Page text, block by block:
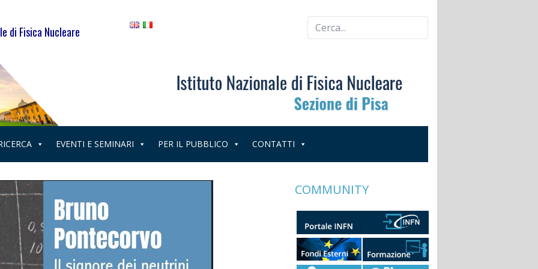
di Fisica Nucleare
EVENTI E SEMINARI PER IL PUBBLICO CONTATTI
COMMUNITY